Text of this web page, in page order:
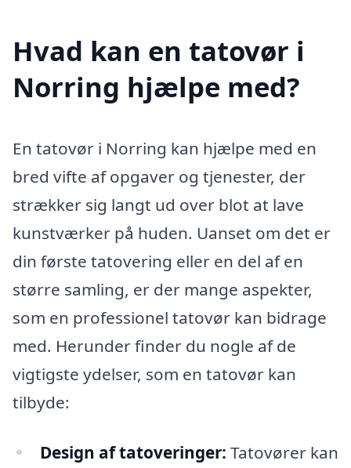
Hvad kan en tatovør i
Norring hjælpe med?
En tatovør i Norring kan hjælpe med en
bred vifte af opgaver og tjenester, der
strækker sig langt ud over blot at lave
kunstværker på huden. Uanset om det er
din første tatovering eller en del af en
større samling, er der mange aspekter,
som en professionel tatovør kan bidrage
med. Herunder finder du nogle af de
vigtigste ydelser, som en tatovør kan
tilbyde:
Design af tatoveringer: Tatovører kan